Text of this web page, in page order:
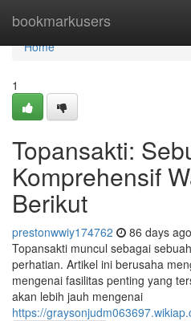
bookmarkusers
Home
Home
1
Topansakti:
Komprehensif
Berikut
prestonwwiy174762 86 days ago
Topansakti muncul sebagai
perhatian. Artikel ini berusaha
mengenai fasilitas penting yang
akan lebih jauh mengenai
https://